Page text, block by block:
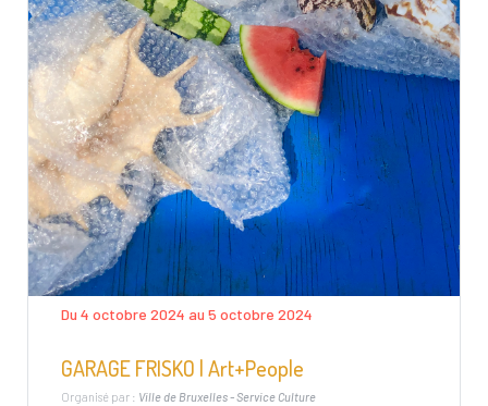
Du 4 octobre 2024 au 5 octobre 2024
GARAGE FRISKO | Art+People
Organisé par : Ville de Bruxelles - Service Culture